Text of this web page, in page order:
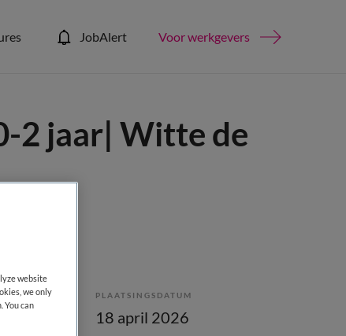
JobAlert Voor werkgevers
2 jaar| Witte de
PLAATSINGSDATUM
18 april 2026
website
we only
You can